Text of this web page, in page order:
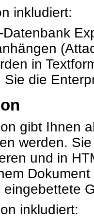
inkludiert:
in
die
gibt Ihnen
werden.
und in
inkludiert: